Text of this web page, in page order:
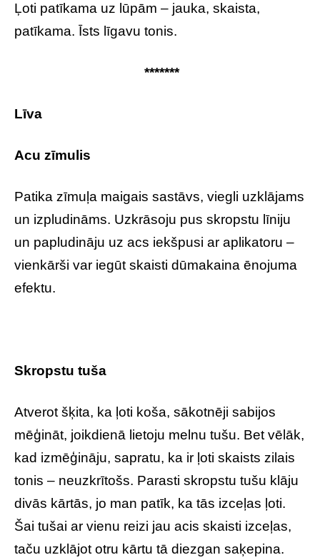
Ļoti patīkama uz lūpām – jauka, skaista,
patīkama. Īsts līgavu tonis.
*******
Līva
Acu zīmulis
Patika zīmuļa maigais sastāvs, viegli uzklājams
un izpludināms. Uzkrāsoju pus skropstu līniju
un papludināju uz acs iekšpusi ar aplikatoru –
vienkārši var iegūt skaisti dūmakaina ēnojuma
efektu.
Skropstu tuša
Atverot šķita, ka ļoti koša, sākotnēji sabijos
mēģināt, joikdienā lietoju melnu tušu. Bet vēlāk,
kad izmēģināju, sapratu, ka ir ļoti skaists zilais
tonis – neuzkrītošs. Parasti skropstu tušu klāju
divās kārtās, jo man patīk, ka tās izceļas ļoti.
Šai tušai ar vienu reizi jau acis skaisti izceļas,
taču uzklājot otru kārtu tā diezgan saķepina.